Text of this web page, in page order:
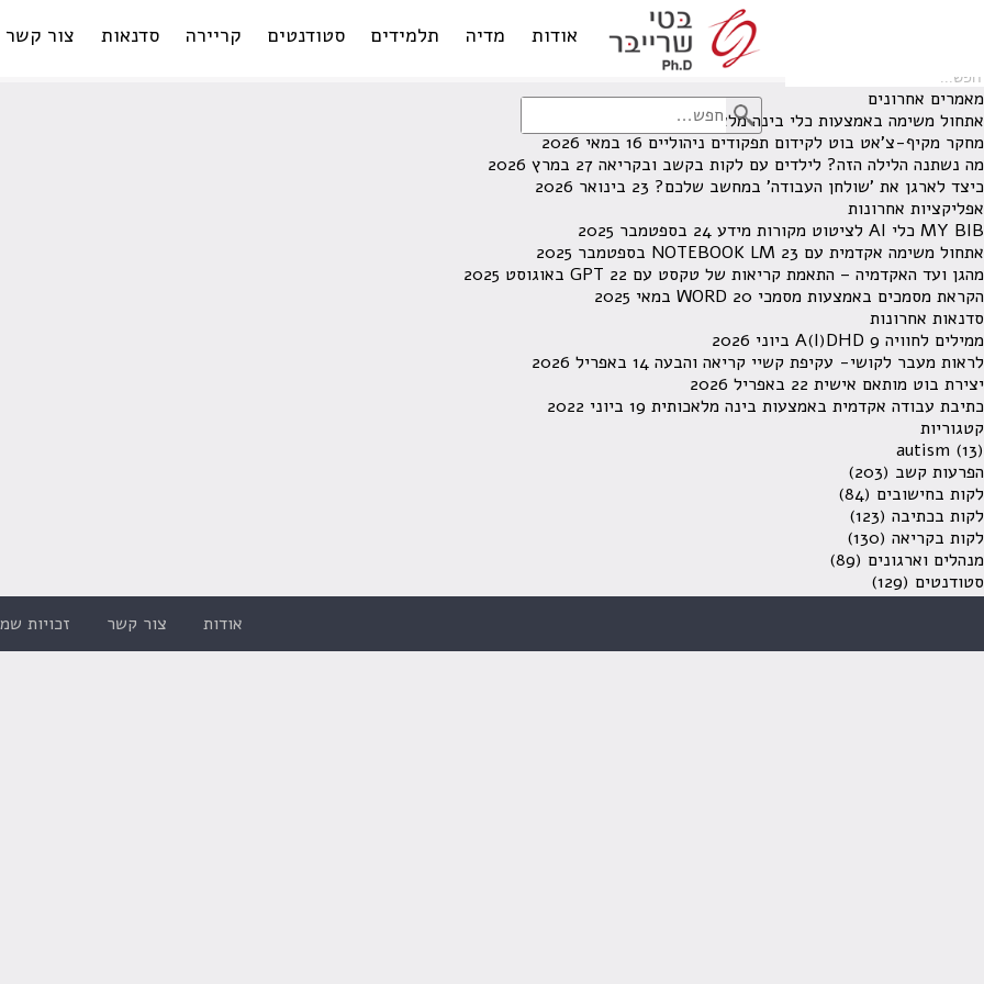
אודות מדיה תלמידים סטודנטים קריירה סדנאות צור קשר
לא נמצאו תוצאות תחת קטגוריה זו.
מחפש משהו מסויים? השתמש בחיפוש
מאמרים אחרונים
אתחול משימה באמצעות כלי בינה מלאכותית
מחקר מקיף-צ'אט בוט לקידום תפקודים ניהוליים 16 במאי 2026
מה נשתנה הלילה הזה? לילדים עם לקות בקשב ובקריאה 27 במרץ 2026
כיצד לארגן את 'שולחן העבודה' במחשב שלכם? 23 בינואר 2026
אפליקציות אחרונות
MY BIB כלי AI לציטוט מקורות מידע
24 בספטמבר 2025
אתחול משימה אקדמית עם NOTEBOOK LM 23 בספטמבר 2025
מהגן ועד האקדמיה – התאמת קריאות של טקסט עם GPT 22 באוגוסט 2025
הקראת מסמכים באמצעות מסמכי WORD 20 במאי 2025
סדנאות אחרונות
ממילים לחוויה A(I)DHD 9 ביוני 2026
לראות מעבר לקושי- עקיפת קשיי קריאה והבעה 14 באפריל 2026
יצירת בוט מותאם אישית 22 באפריל 2026
כתיבת עבודה אקדמית באמצעות בינה מלאכותית 19 ביוני 2022
קטגוריות
autism (13)
הפרעות קשב (203)
לקות בחישובים (84)
לקות בכתיבה (123)
לקות בקריאה (130)
מנהלים וארגונים (89)
סטודנטים (129)
אודות
צור קשר זכויות